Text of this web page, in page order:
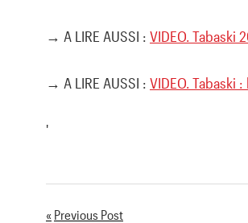
→ A LIRE AUSSI : VIDEO. Tabaski
→ A LIRE AUSSI : VIDEO. Tabaski
'
Previous Post